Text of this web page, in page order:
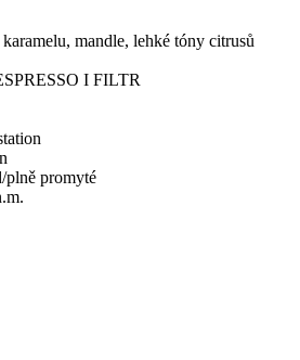
mandle, lehké tóny citrusů
I FILTR
plně promyté